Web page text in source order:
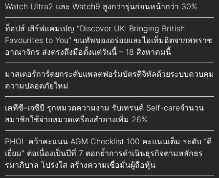
Watch Ultra2 และ Watch9 สูงกว่ารุ่นก่อนหน้ากว่า 30%
ท็อปส์ เสิร์ฟแคมเปญ “Discover UK: Bringing British
Favourites to You” ขนทัพของอร่อยและไอเท็มฮิตจากสหราช
อาณาจักร ส่งตรงถึงมือตั้งแต่วันนี้ – 18 สิงหาคมนี้
มาสเตอร์การ์ดยกระดับแพลตฟอร์มบัตรดิจิทัลด้วยระบบควบคุม
ความปลอดภัยใหม่
เคทีซี–เจซีบี รุกหมวดความงาม รับเทรนด์ Self-careจำนวน
สมาชิกใช้จ่ายหมวดเครื่องสำอางเพิ่ม 26%
PHOL คว้าคะแนน AGM Checklist 100 คะแนนเต็ม ระดับ “ดี
เยี่ยม” ต่อเนื่องเป็นปีที่ 7 ตอกย้ำการดำเนินธุรกิจตามหลักธร
รมาภิบาล โปร่งใส สร้างความเชื่อมั่นผู้ถือหุ้น